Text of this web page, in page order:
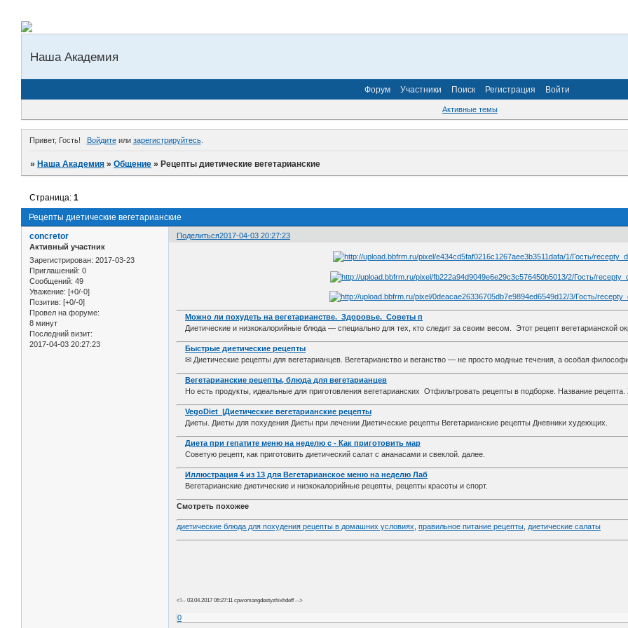
Наша Академия
Форум Участники Поиск Регистрация Войти
Активные темы
Привет, Гость! Войдитеили зарегистрируйтесь.
»Наша Академия »Общение »Рецепты диетические вегетарианские
Рецепты диетические вегетарианские
Страница:1
Поделиться2017-04-03 20:27:23
concretor
Активный участник
Зарегистрирован: 2017-03-23
Приглашений: 0
Сообщений: 49
Уважение: [+0/-0]
Позитив: [+0/-0]
Провел на форуме:
8 минут
Последний визит:
2017-04-03 20:27:23
Можно ли похудеть на вегетарианстве. Здоровье. Советы п
Диетические и низкокалорийные блюда — специально для тех, кто следит за своим весом. Этот рецепт вегетарианской
Быстрые диетические рецепты
✉ Диетические рецепты для вегетарианцев. Вегетарианство и веганство — не просто модные течения, а особая
Вегетарианские рецепты, блюда для вегетарианцев
Но есть продукты, идеальные для приготовления вегетарианских Отфильтровать рецепты в подборке. Название
VegoDiet |Диетические вегетарианские рецепты
Диеты. Диеты для похудения Диеты при лечении Диетические рецепты Вегетарианские рецепты Дневники худеющих.
Диета при гепатите меню на неделю с - Как приготовить мар
Советую рецепт, как приготовить диетический салат с ананасами и свеклой. далее.
Иллюстрация 4 из 13 для Вегетарианское меню на неделю Лаб
Вегетарианские диетические и низкокалорийные рецепты, рецепты красоты и спорт.
Смотреть похожее
диетические блюда для похудения рецепты в домашних условиях ,правильное питание рецепты диетические салаты
<!-- 03.04.2017 06:27:11 cpwomangdestyzhixhdeff -->
0